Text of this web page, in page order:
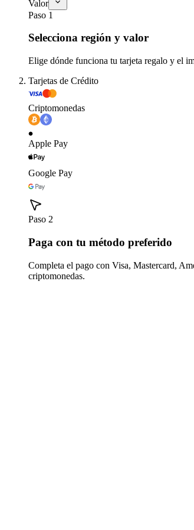
Valor
Paso 1
Selecciona región y valor
Elige dónde funciona tu tarjeta regalo y el
Tarjetas de Crédito
Criptomonedas
Apple Pay
Google Pay
Paso 2
Paga con tu método preferido
Completa el pago con Visa, Mastercard,
criptomonedas.